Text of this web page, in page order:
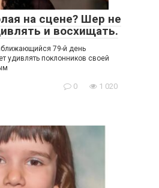
на сцене? Шер не
и восхищать.
79-й день
удивлять поклонников своей
0 1 020